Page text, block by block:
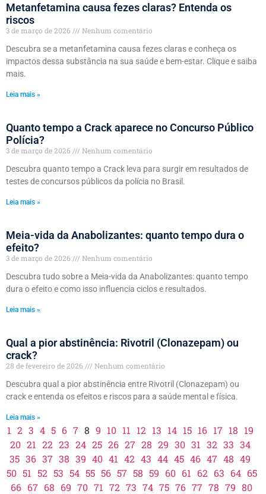
Metanfetamina causa fezes claras? Entenda os
riscos
3 de março de 2026
Nenhum comentário
Descubra se a metanfetamina causa fezes claras e conheça os
impactos dessa substância na sua saúde e bem-estar. Clique e saiba
mais.
Leia mais »
Quanto tempo a Crack aparece no Concurso Público
Polícia?
3 de março de 2026
Nenhum comentário
Descubra quanto tempo a Crack leva para surgir em resultados de
testes de concursos públicos da polícia no Brasil.
Leia mais »
Meia-vida da Anabolizantes: quanto tempo dura o
efeito?
3 de março de 2026
Nenhum comentário
Descubra tudo sobre a Meia-vida da Anabolizantes: quanto tempo
dura o efeito e como isso influencia ciclos e resultados.
Leia mais »
Qual a pior abstinência: Rivotril (Clonazepam) ou
crack?
28 de fevereiro de 2026
Nenhum comentário
Descubra qual a pior abstinência entre Rivotril (Clonazepam) ou
crack e entenda os efeitos e riscos para a saúde mental e física.
Leia mais »
1 2 3 4 5 6 7 8 9 10 11 12 13 14 15 16 17 18 19
20 21 22 23 24 25 26 27 28 29 30 31 32 33 34
35 36 37 38 39 40 41 42 43 44 45 46 47 48 49
50 51 52 53 54 55 56 57 58 59 60 61 62 63 64 65
66 67 68 69 70 71 72 73 74 75 76 77 78 79 80